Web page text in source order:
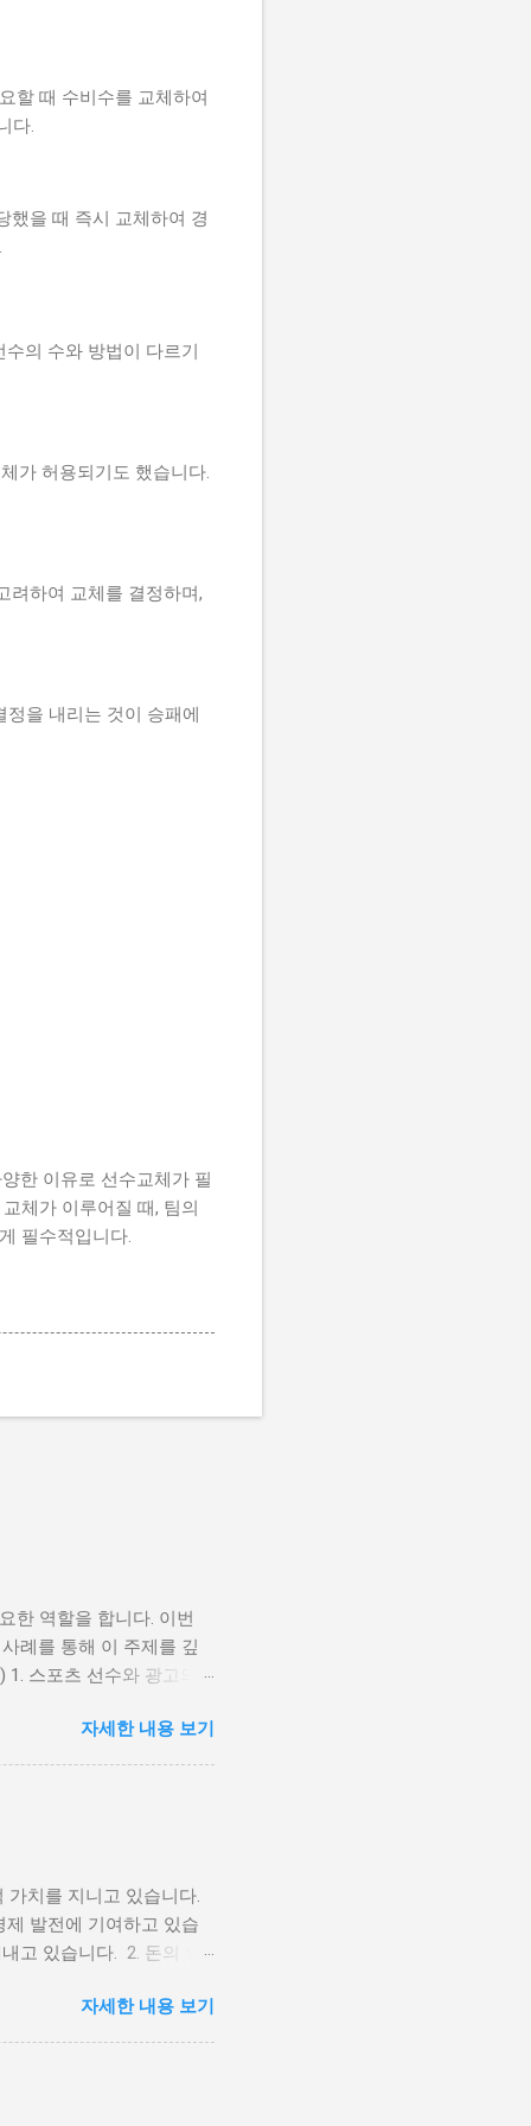
할 때 수비수를 교체하여
다.
했을 때 즉시 교체하여 경
의 수와 방법이 다르기
가 허용되기도 했습니다.
려하여 교체를 결정하며,
을 내리는 것이 승패에
한 이유로 선수교체가 필
체가 이루어질 때, 팀의
필수적입니다.
한 역할을 합니다. 이번
례를 통해 이 주제를 깊
스포츠 선수와 광고의
더 복잡한 마케팅 전략으
동하며 대중의 주목을 받
높이는 역할을 해왔습니
제공하는데, 이는 다음
대중에게 신뢰성과 긍정
자들이 제품을 선택하는
익을 제공합니다. 이는
사례 스포츠 선수와 광
이클 조던: 나이키와 마
자세한 내용 보기
치를 지니고 있습니다.
발전에 기여하고 있습
고 있습니다. 2. 돈의 영
니다. 또한 돈의 영향으로
수 있습니다. 이중 약물복
에는 돈의 영향으로 인한
. 3. 돈과 스포츠의 균형
자세한 내용 보기